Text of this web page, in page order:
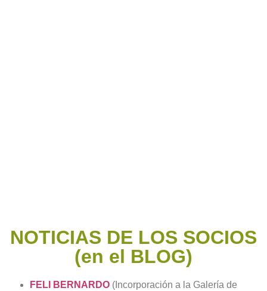
NOTICIAS DE LOS SOCIOS
(en el BLOG)
FELI BERNARDO (Incorporación a la Galería de